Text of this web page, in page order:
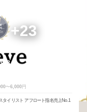
・
・
3月 +23
〜6,000円
イリスト アフロート指名売上No.1